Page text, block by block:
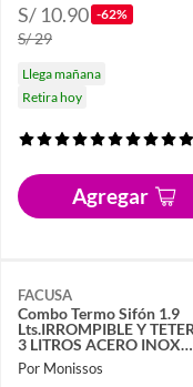
S/ 10.90 -62%
S/ 29
Llega mañana
Retira hoy
Agregar
FACUSA
Combo Termo Sifón 1.9
Lts.IRROMPIBLE Y
3 LITROS ACERO INOX
GARANTIA
Por Monissos